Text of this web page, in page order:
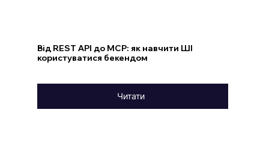
Від REST API до MCP: як навчити ШІ
користуватися бекендом
Читати